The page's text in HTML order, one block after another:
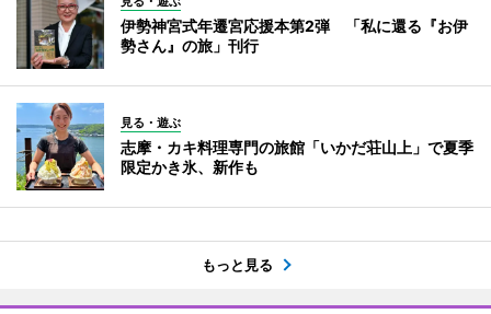
伊勢神宮式年遷宮応援本第2弾 「私に還る『お伊
勢さん』の旅」刊行
見る・遊ぶ
志摩・カキ料理専門の旅館「いかだ荘山上」で夏季
限定かき氷、新作も
もっと見る